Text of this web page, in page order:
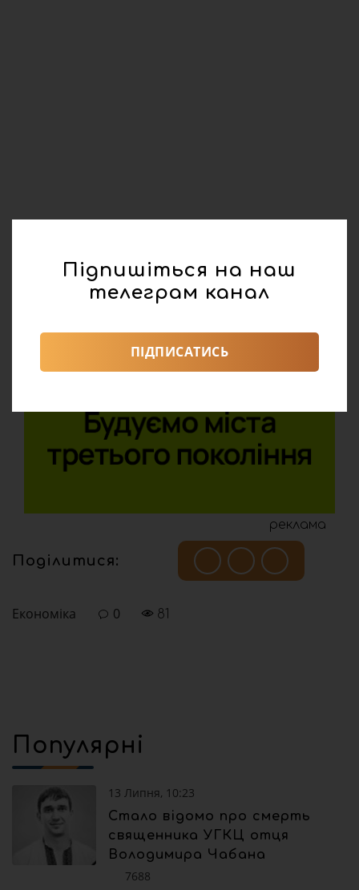
реклама
Поділитися:
Економіка 0 81
Популярні
13 Липня, 10:23
Стало відомо про смерть
священника УГКЦ отця
Володимира Чабана
7688
Підпишіться на наш
телеграм канал
ПІДПИСАТИСЬ